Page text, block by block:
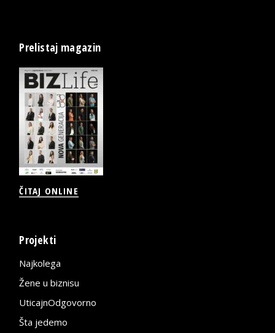
Prelistaj magazin
ČITAJ ONLINE
Projekti
Najkolega
Žene u biznisu
UticajnOdgovorno
Šta jedemo